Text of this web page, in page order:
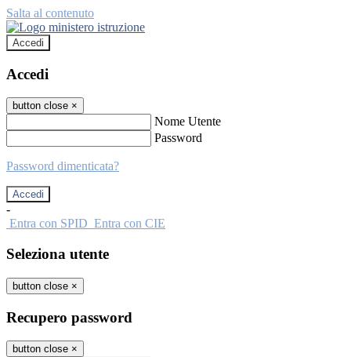
Salta al contenuto
Accedi
Accedi
button close ×
Nome Utente
Password
Password dimenticata?
-
Entra con SPID Entra con CIE
Seleziona utente
button close ×
Recupero password
button close ×